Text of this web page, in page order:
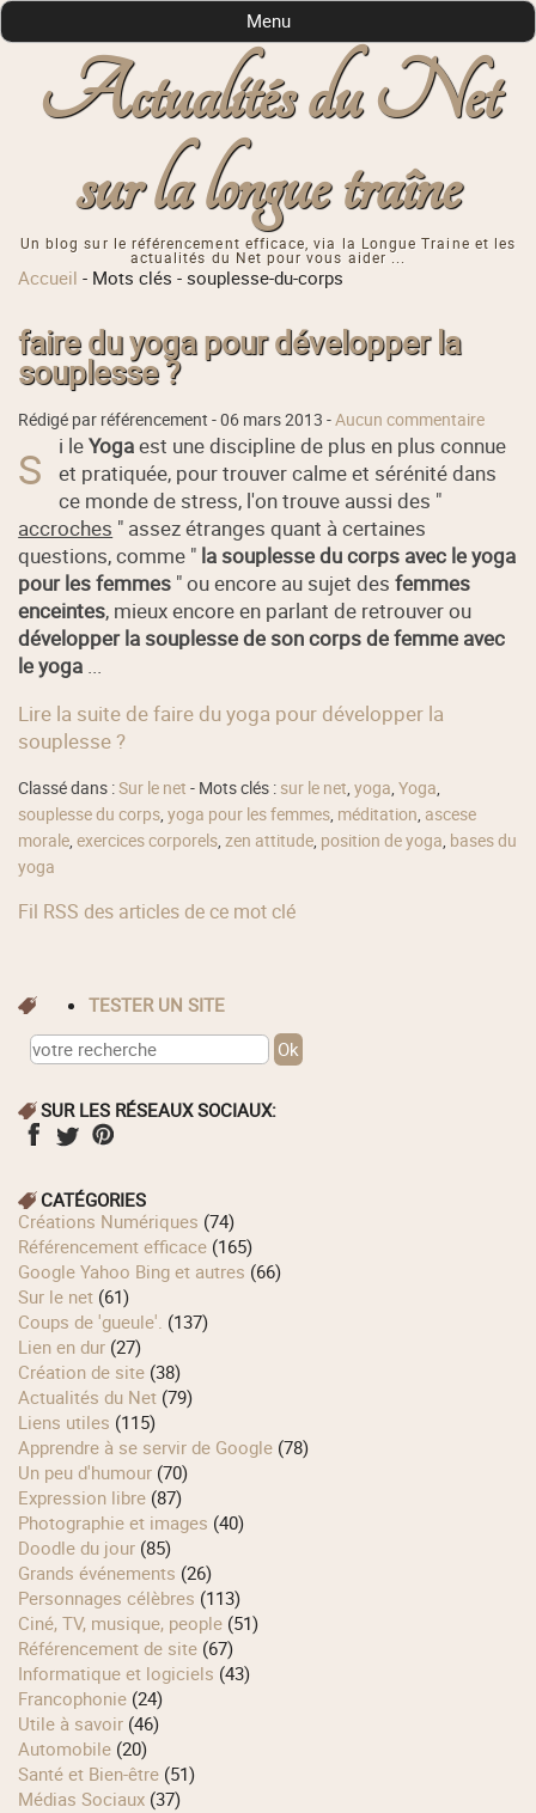
Actualités du Net
sur la longue traîne
Un blog sur le référencement efficace, via la Longue Traine et les
actualités du Net pour vous aider ...
Menu
Accueil - Mots clés -souplesse-du-corps
faire du yoga pour développer la
souplesse ?
Rédigé par référencement -06 mars 2013 -Aucun commentaire
S i leYogaest une discipline de plus en plus connue
et pratiquée, pour trouver calme et sérénité dans
ce monde de stress, l'on trouve aussi des "
accroches " assez étranges quant à certaines
questions, comme " la souplesse du corps avec le yoga
pour les femmes " ou encore au sujet desfemmes
enceintes, mieux encore en parlant de retrouver ou
développer la souplesse de son corps de femme avec
le yoga ...
Lire la suite de faire du yoga pour développer la
souplesse ?
Classé dans :Sur le net - Mots clés : sur le net,yoga,Yoga,
souplesse du corps,yoga pour les femmes, méditation, ascese
morale,exercices corporels,zen attitude, position de yoga, bases du
yoga
Fil RSS des articles de ce mot clé
TESTER UN SITE
SUR LES RÉSEAUX SOCIAUX:
CATÉGORIES
Créations Numériques (74)
Référencement efficace (165)
Google Yahoo Bing et autres (66)
Sur le net (61)
Coups de 'gueule'. (137)
Lien en dur (27)
Création de site (38)
Actualités du Net (79)
Liens utiles (115)
Apprendre à se servir de Google (78)
Un peu d'humour (70)
Expression libre (87)
Photographie et images (40)
Doodle du jour (85)
Grands événements (26)
Personnages célèbres (113)
Ciné, TV, musique, people (51)
Référencement de site (67)
Informatique et logiciels (43)
Francophonie (24)
Utile à savoir (46)
Automobile (20)
Santé et Bien-être (51)
Médias Sociaux (37)